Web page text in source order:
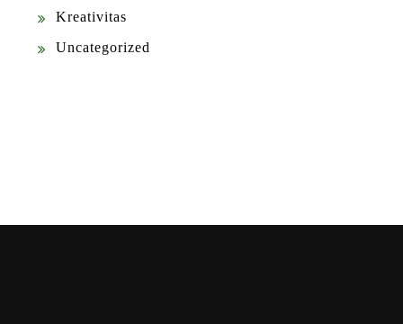
Kreativitas
Uncategorized